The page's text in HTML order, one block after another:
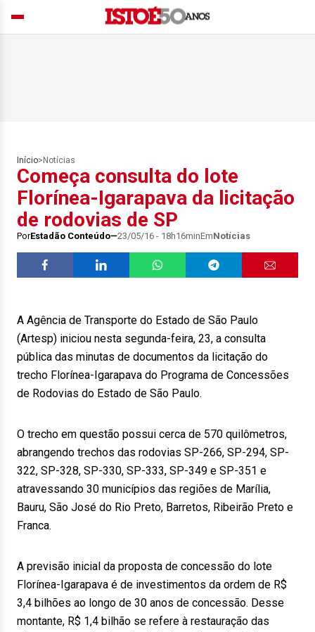
Início> Notícias
Começa consulta do lote
Florínea-Igarapava da licitação
de rodovias de SP
PorEstadão Conteúdo 23/05/16 - 18h16minEmNotícias
A Agência de Transporte do Estado de São Paulo
(Artesp) iniciou nesta segunda-feira, 23, a consulta
pública das minutas de documentos da licitação do
trecho Florínea-Igarapava do Programa de Concessões
de Rodovias do Estado de São Paulo.
O trecho em questão possui cerca de 570 quilômetros,
abrangendo trechos das rodovias SP-266, SP-294, SP-
322, SP-328, SP-330, SP-333, SP-349 e SP-351 e
atravessando 30 municípios das regiões de Marília,
Bauru, São José do Rio Preto, Barretos, Ribeirão Preto e
Franca.
A previsão inicial da proposta de concessão do lote
Florínea-Igarapava é de investimentos da ordem de R$
3,4 bilhões ao longo de 30 anos de concessão. Desse
montante, R$ 1,4 bilhão se refere à restauração das